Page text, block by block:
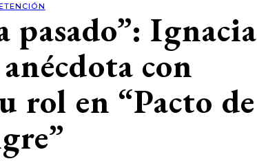
pasado”: Ignacia
con
rol en “Pacto de